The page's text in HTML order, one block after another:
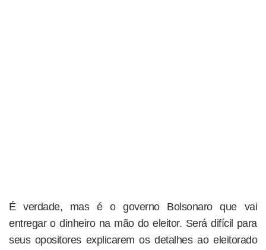
É verdade, mas é o governo Bolsonaro que vai
entregar o dinheiro na mão do eleitor. Será difícil para
seus opositores explicarem os detalhes ao eleitorado